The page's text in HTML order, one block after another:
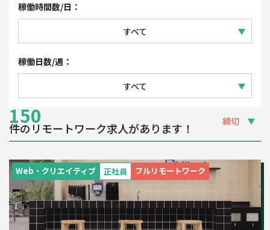
フレックスタイム制・裁量労働制
稼働時間数/日：
すべて
1日 5~6時間
稼働日数/週：
すべて
週3~4日
週5日
土日祝のみ
150
件のリモートワーク求人があります！ 締切
Web・クリエイティブ 正社員 フルリモートワーク